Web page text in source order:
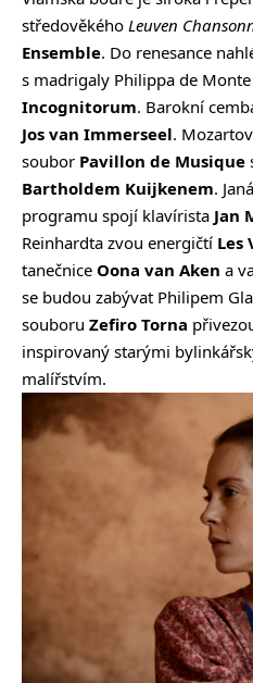
středověkého Leuven
Ensemble. Do renesance
s madrigaly Philippa de
Incognitorum. Barokní
Jos van Immerseel.
soubor Pavillon de Musique
Bartholdem Kuijkenem.
programu spojí klavírista Jan
Reinhardta zvou energičtí Les
tanečnice Oona van Aken a
se budou zabývat Philipem
souboru Zefiro Torna
inspirovaný starými
malířstvím.